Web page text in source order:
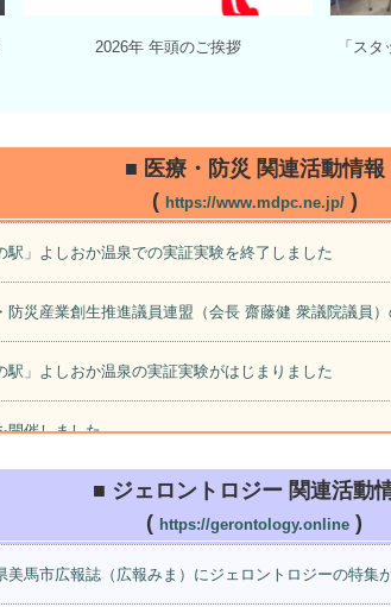
2026年 年頭のご挨拶 「ス
■ 医療・防災 関連活動情報
( https://www.mdpc.ne.jp/)
駅」よしおか温泉での実証実験を終了しました
防災産業創生推進議員連盟（会長 齋藤健 衆議院議員
駅」よしおか温泉の実証実験がはじまりました
開催しました
防災産業創生推進議員連盟（会長 齋藤健 衆議院議員）
■ ジェロントロジー 関連活動
( https://gerontology.online )
美馬市広報誌（広報みま）にジェロントロジーの特集